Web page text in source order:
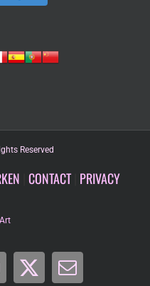
Reserved
CONTACT| PRIVACY
X
E-